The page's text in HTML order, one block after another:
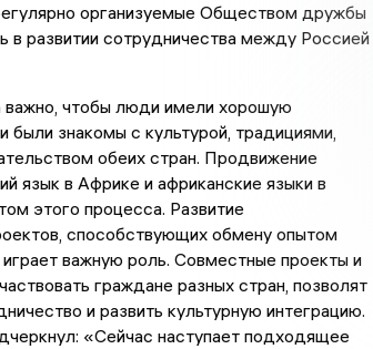
организуемые Обществом дружбы
в развитии сотрудничества между Россией
чтобы люди имели хорошую
были знакомы с культурой, традициями,
обеих стран. Продвижение
язык в Африке и африканские языки в
этого процесса. Развитие
способствующих обмену опытом
важную роль. Совместные проекты и
граждане разных стран, позволят
и развить культурную интеграцию.
«Сейчас наступает подходящее